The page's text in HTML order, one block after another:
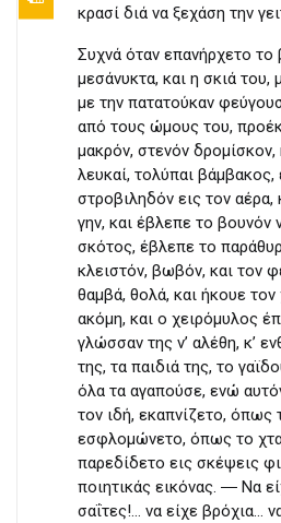
κρασί διά να ξεχάση την
Συχνά όταν επανήρχετο το
μεσάνυκτα, και η σκιά του,
με την πατατούκαν
από τους ώμους του,
μακρόν, στενόν δρομίσκον,
λευκαί, τολύπαι
στροβιληδόν εις τον αέρα,
γην, και έβλεπε το βουνόν
σκότος, έβλεπε το
κλειστόν, βωβόν, και τον
θαμβά, θολά, και ήκουε τον
ακόμη, και ο χειρόμυλος
γλώσσαν της ν’ αλέθη, κ’
της, τα παιδιά της, το
όλα τα αγαπούσε, ενώ
τον ιδή, εκαπνίζετο, όπως
εσφλομώνετο, όπως το
παρεδίδετο εις σκέψεις
ποιητικάς εικόνας. ― Να
σαΐτες!… να είχε βρόχια…